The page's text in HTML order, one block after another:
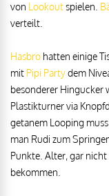
von Lookoutspielen.
verteilt.
Hasbro hatten einige
mit Pipi Partydem
besonderer Hingucker
Plastikturner via
getanem Looping
man Rudi zum
Punkte. Alter, gar nicht
bekommen.